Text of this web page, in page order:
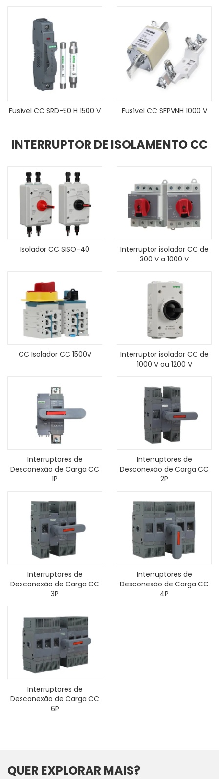
Fusível CC SRD-50 H 1500 V Fusível CC SFPVNH 1000 V
INTERRUPTOR DE ISOLAMENTO CC
Isolador CC SISO-40
Interruptor isolador CC de
300 V a 1000 V
CC Isolador CC 1500V
Interruptor isolador CC de
1000 V ou 1200 V
Interruptores de
Desconexão de Carga CC
1P
Interruptores de
Desconexão de Carga CC
2P
Interruptores de
Desconexão de Carga CC
3P
Interruptores de
Desconexão de Carga CC
4P
Interruptores de
Desconexão de Carga CC
6P
QUER EXPLORAR MAIS?